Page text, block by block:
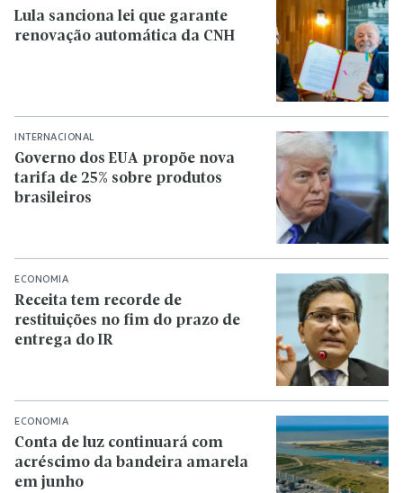
Lula sanciona lei que garante
renovação automática da CNH
INTERNACIONAL
Governo dos EUA propõe nova
tarifa de 25% sobre produtos
brasileiros
ECONOMIA
Receita tem recorde de
restituições no fim do prazo de
entrega do IR
ECONOMIA
Conta de luz continuará com
acréscimo da bandeira amarela
em junho